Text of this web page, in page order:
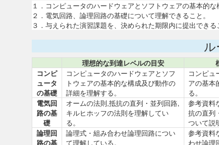
１．コンピュータのハードウェアとソフトウェアの基本的
２．電気回路、論理回路の基礎について理解できること。
３．与えられた演習課題を、決められた期限内に提出できる
理想的な到達レベルの目安
コンピ
ュータ
の基礎
コンピュータのハードウェアとソフ
トウェアの基本的な構成及び動作の
詳細を理解する。
コンピュ
アの基本
る。
電気回
路の基
礎
オームの法則,抵抗の直列・並列回路,
キルヒホッフの法則を理解してい
る。
参考資料
抗の直列
ついて説
論理回
路の基
論理式・組み合わせ論理回路につい
て理解している。
参考資料
わせ論理